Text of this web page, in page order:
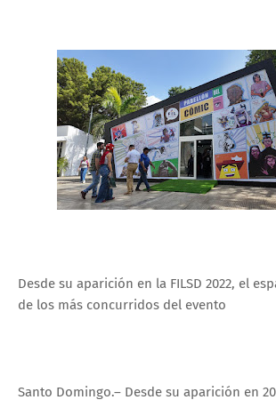
Desde su aparición en la FILSD 2022, el
de los más concurridos del evento
Santo Domingo.– Desde su aparición en